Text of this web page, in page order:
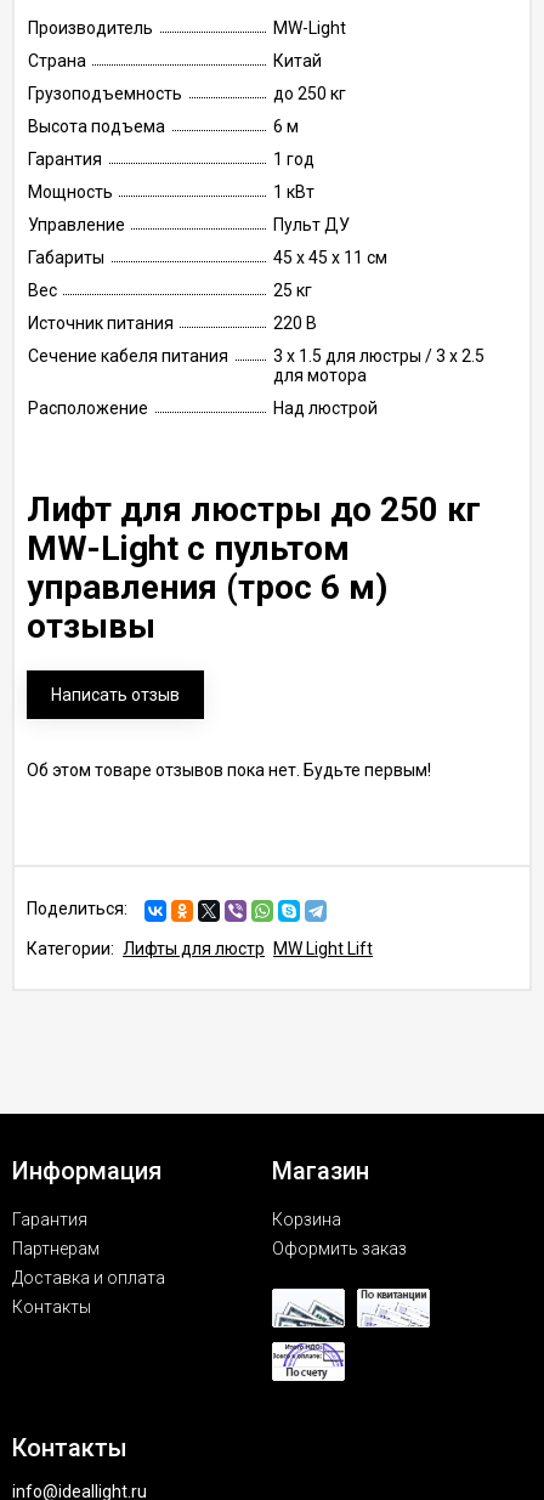
Производитель
MW-Light
Страна
Китай
Грузоподъемность
до 250 кг
Высота подъема
6 м
Гарантия
1 год
Мощность
1 кВт
Управление
Пульт ДУ
Габариты
45 x 45 x 11 см
Вес
25 кг
Источник питания
220 В
Сечение кабеля питания
3 х 1.5 для люстры / 3 х 2.5
для мотора
Расположение
Над люстрой
Лифт для люстры до 250 кг
MW-Light с пультом
управления (трос 6 м)
отзывы
Написать отзыв
Об этом товаре отзывов пока нет. Будьте первым!
Поделиться:
Категории: Лифты для люстр MW Light Lift
Информация
Гарантия
Партнерам
Доставка и оплата
Контакты
Магазин
Корзина
Оформить заказ
Контакты
info@ideallight.ru